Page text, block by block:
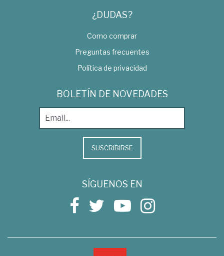
¿DUDAS?
Como comprar
Preguntas frecuentes
Política de privacidad
BOLETÍN DE NOVEDADES
SUSCRIBIRSE
SÍGUENOS EN